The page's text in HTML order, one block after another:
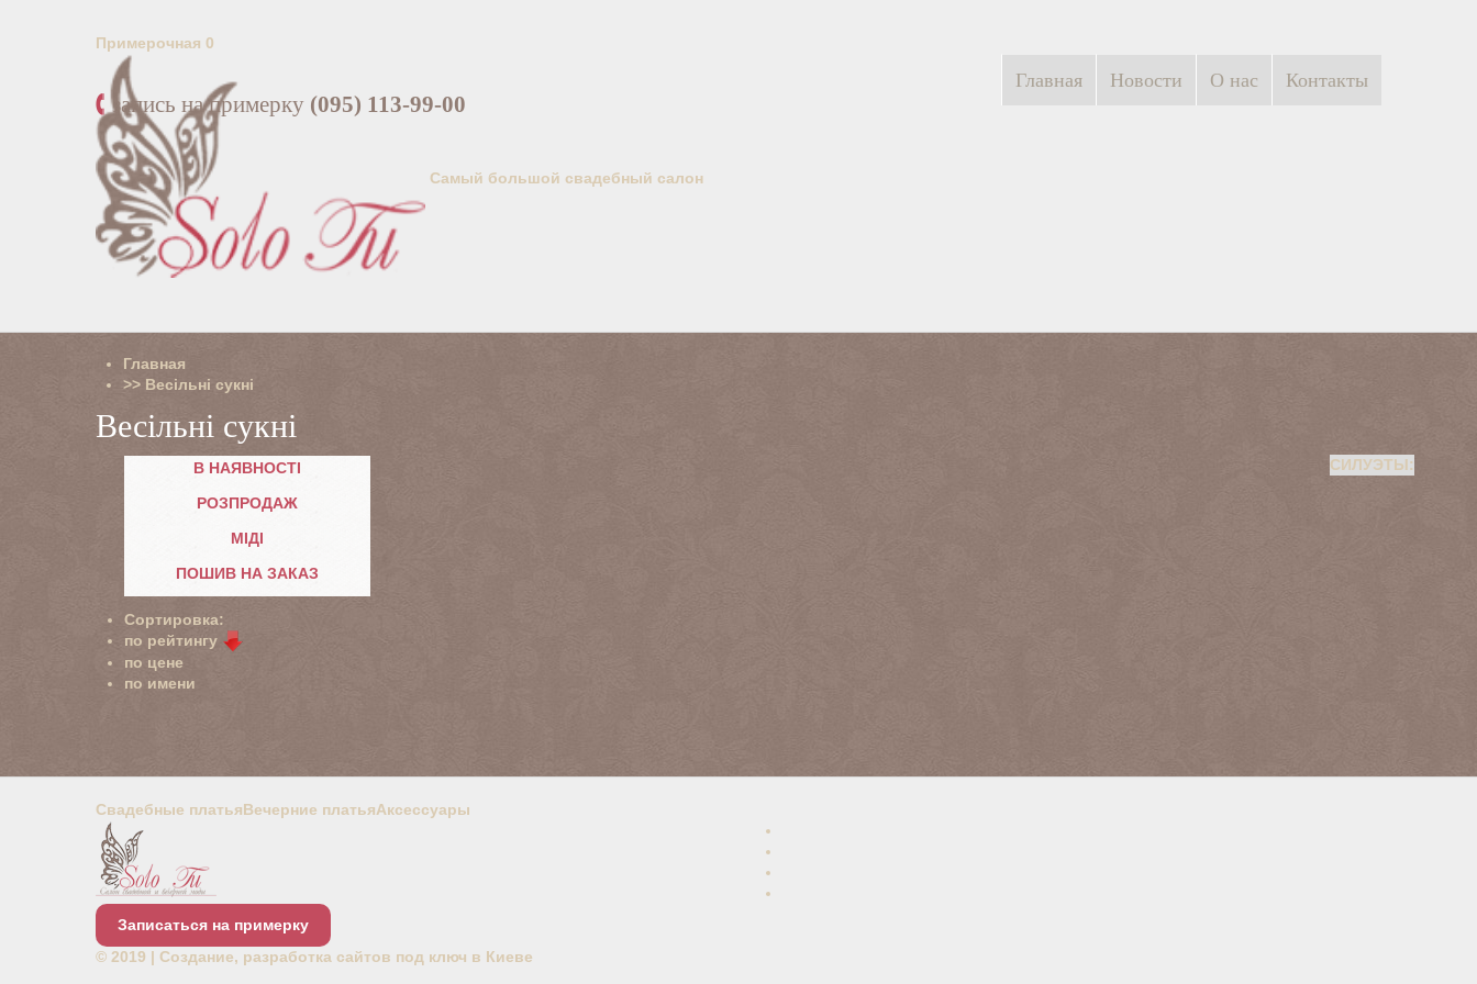
запись на примерку (095) 113-99-00
Примерочная 0
Главная Новости О нас Контакты
Самый большой свадебный салон
Главная
>> Весільні сукні
Весільні сукні
СИЛУЭТЫ:
В НАЯВНОСТІ
РОЗПРОДАЖ
МІДІ
ПОШИВ НА ЗАКАЗ
Сортировка:
по рейтингу
по цене
по имени
Свадебные платьяВечерние платьяАксессуары
Записаться на примерку
© 2019 | Создание, разработка сайтов под ключ в Киеве